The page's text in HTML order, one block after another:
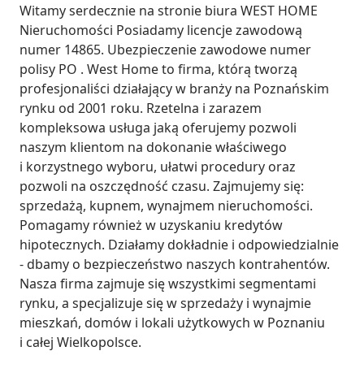
Witamy serdecznie na stronie biura WEST HOME
Nieruchomości Posiadamy licencje zawodową
numer 14865. Ubezpieczenie zawodowe numer
polisy PO . West Home to firma, którą tworzą
profesjonaliści działający w branży na Poznańskim
rynku od 2001 roku. Rzetelna i zarazem
kompleksowa usługa jaką oferujemy pozwoli
naszym klientom na dokonanie właściwego
i korzystnego wyboru, ułatwi procedury oraz
pozwoli na oszczędność czasu. Zajmujemy się:
sprzedażą, kupnem, wynajmem nieruchomości.
Pomagamy również w uzyskaniu kredytów
hipotecznych. Działamy dokładnie i odpowiedzialnie
- dbamy o bezpieczeństwo naszych kontrahentów.
Nasza firma zajmuje się wszystkimi segmentami
rynku, a specjalizuje się w sprzedaży i wynajmie
mieszkań, domów i lokali użytkowych w Poznaniu
i całej Wielkopolsce.